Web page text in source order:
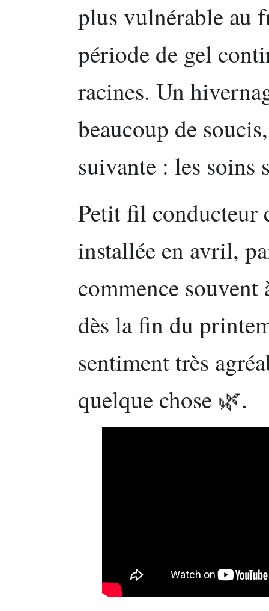
plus vulnérable au
période de gel
racines. Un
beaucoup de
suivante : les soins
Petit fil conducteur
installée en avril,
commence souvent
dès la fin du
sentiment très
quelque chose 🌿.